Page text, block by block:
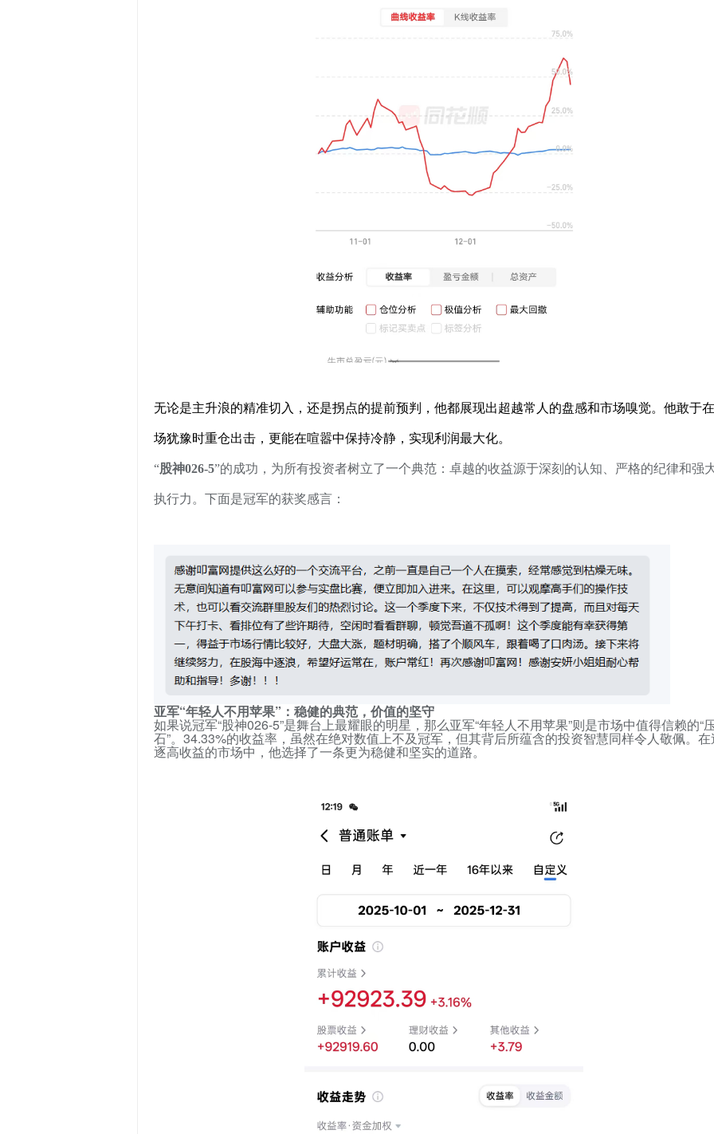
无论是主升浪的精准切入，还是拐点的提前预判，他都展现出超越常人的盘感和市场嗅觉。他敢于
场犹豫时重仓出击，更能在喧嚣中保持冷静，实现利润最大化。
“股神026-5”的成功，为所有投资者树立了一个典范：卓越的收益源于深刻的认知、严格的纪律和强
执行力。下面是冠军的获奖感言：
亚军“年轻人不用苹果”：稳健的典范，价值的坚守
如果说冠军“股神026-5”是舞台上最耀眼的明星，那么亚军“年轻人不用苹果”则是市场中值得信赖的“
石”。 34.33%的收益率 ，虽然在绝对数值上不及冠军，但其背后所蕴含的投资智慧同样令人敬佩。
逐高收益的市场中，他选择了一条更为稳健和坚实的道路。